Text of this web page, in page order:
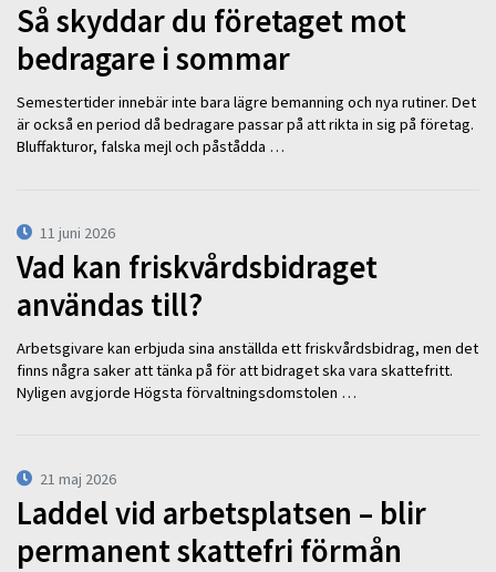
Så skyddar du företaget mot
bedragare i sommar
Semestertider innebär inte bara lägre bemanning och nya rutiner. Det
är också en period då bedragare passar på att rikta in sig på företag.
Bluffakturor, falska mejl och påstådda …
11 juni 2026
Vad kan friskvårdsbidraget
användas till?
Arbetsgivare kan erbjuda sina anställda ett friskvårdsbidrag, men det
finns några saker att tänka på för att bidraget ska vara skattefritt.
Nyligen avgjorde Högsta förvaltningsdomstolen …
21 maj 2026
Laddel vid arbetsplatsen – blir
permanent skattefri förmån